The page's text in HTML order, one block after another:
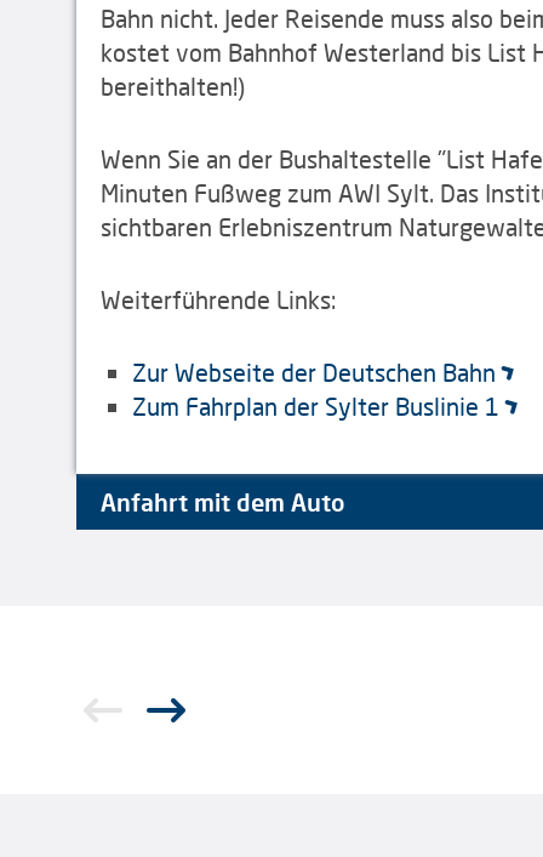
Bahn nicht. Jeder Reisende muss also
kostet vom Bahnhof Westerland bis List
bereithalten!)
Wenn Sie an der Bushaltestelle "List
Minuten Fußweg zum AWI Sylt. Das
sichtbaren Erlebniszentrum
Weiterführende Links:
Zur Webseite der Deutschen Bahn
Zum Fahrplan der Sylter Buslinie 1
Anfahrt mit dem Auto